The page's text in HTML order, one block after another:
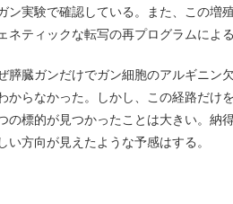
ン実験で確認している。また、この増
ネティックな転写の再プログラムによ
膵臓ガンだけでガン細胞のアルギニン
からなかった。しかし、この経路だけ
の標的が見つかったことは大きい。納
い方向が見えたような予感はする。